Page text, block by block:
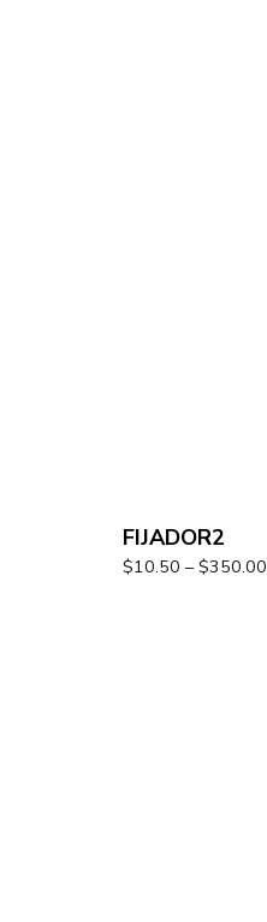
FIJADOR2
$10.50 – $350.00